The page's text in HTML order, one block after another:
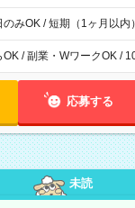
により異なります。
みOK / 短期（1ヶ月以内）
OK / 副業・WワークOK /
応募する
未読